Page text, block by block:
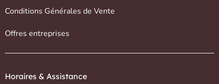
Conditions Générales de Vente
Offres entreprises
Horaires & Assistance